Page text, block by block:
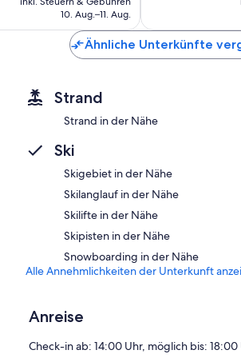
beträgt
10. Aug.–11. Aug.
Ähnliche Unterkünfte
Strand
Strand in der Nähe
Ski
Skigebiet in der Nähe
Skilanglauf in der Nähe
Skilifte in der Nähe
Skipisten in der Nähe
Snowboarding in der Nähe
Alle Annehmlichkeiten der Unterkunft
Anreise
Check-in ab: 14:00 Uhr, möglich bis: 18:00